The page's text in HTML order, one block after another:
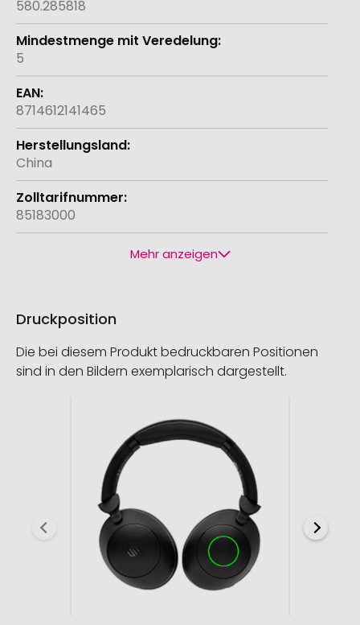
580.285818
5
8714612141465
China
85183000
Mehr anzeigen
Druckposition
Die bei diesem Produkt bedruckbaren Positionen
sind in den Bildern exemplarisch dargestellt.